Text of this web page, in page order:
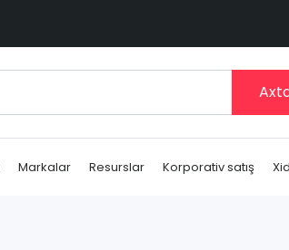
Markalar Resurslar Korporativ satış